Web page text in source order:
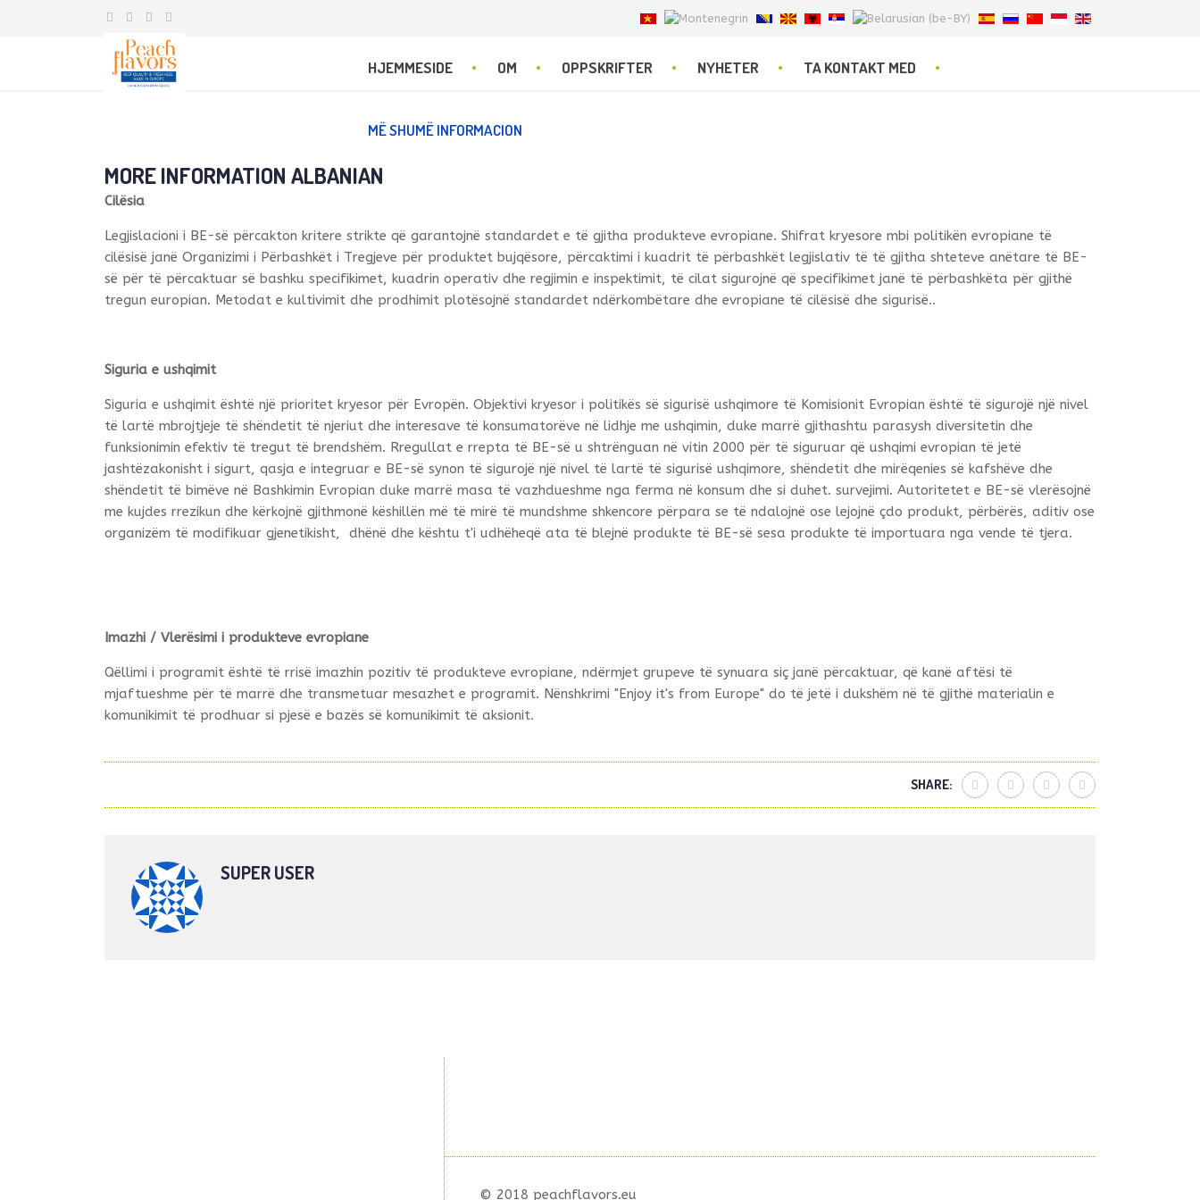
HJEMMESIDE OM OPPSKRIFTER NYHETER TA KONTAKT MED
MË SHUMË INFORMACION
MORE INFORMATION ALBANIAN
Cilësia
Legjislacioni i BE-së përcakton kritere strikte që garantojnë standardet e të gjitha produkteve evropiane. Shifrat kryesore mbi politikën evropiane të
cilësisë janë Organizimi i Përbashkët i Tregjeve për produktet bujqësore, përcaktimi i kuadrit të përbashkët legjislativ të të gjitha shteteve anëtare të BE-
së për të përcaktuar së bashku specifikimet, kuadrin operativ dhe regjimin e inspektimit, të cilat sigurojnë që specifikimet janë të përbashkëta për gjithë
tregun europian. Metodat e kultivimit dhe prodhimit plotësojnë standardet ndërkombëtare dhe evropiane të cilësisë dhe sigurisë..
Siguria e ushqimit
Siguria e ushqimit është një prioritet kryesor për Evropën. Objektivi kryesor i politikës së sigurisë ushqimore të Komisionit Evropian është të sigurojë një nivel
të lartë mbrojtjeje të shëndetit të njeriut dhe interesave të konsumatorëve në lidhje me ushqimin, duke marrë gjithashtu parasysh diversitetin dhe
funksionimin efektiv të tregut të brendshëm. Rregullat e rrepta të BE-së u shtrënguan në vitin 2000 për të siguruar që ushqimi evropian të jetë
jashtëzakonisht i sigurt, qasja e integruar e BE-së synon të sigurojë një nivel të lartë të sigurisë ushqimore, shëndetit dhe mirëqenies së kafshëve dhe
shëndetit të bimëve në Bashkimin Evropian duke marrë masa të vazhdueshme nga ferma në konsum dhe si duhet. survejimi. Autoritetet e BE-së vlerësojnë
me kujdes rrezikun dhe kërkojnë gjithmonë këshillën më të mirë të mundshme shkencore përpara se të ndalojnë ose lejojnë çdo produkt, përbërës, aditiv ose
organizëm të modifikuar gjenetikisht, dhënë dhe kështu t'i udhëheqë ata të blejnë produkte të BE-së sesa produkte të importuara nga vende të tjera.
Imazhi / Vlerësimi i produkteve evropiane
Qëllimi i programit është të rrisë imazhin pozitiv të produkteve evropiane, ndërmjet grupeve të synuara siç janë përcaktuar, që kanë aftësi të
mjaftueshme për të marrë dhe transmetuar mesazhet e programit. Nënshkrimi "Enjoy it's from Europe" do të jetë i dukshëm në të gjithë materialin e
komunikimit të prodhuar si pjesë e bazës së komunikimit të aksionit.
SHARE:
SUPER USER
© 2018 peachflavors.eu